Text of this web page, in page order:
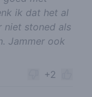
ik dat het al
niet stoned als
Jammer ook
+2